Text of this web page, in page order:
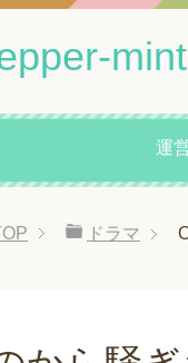
運
ドラマ